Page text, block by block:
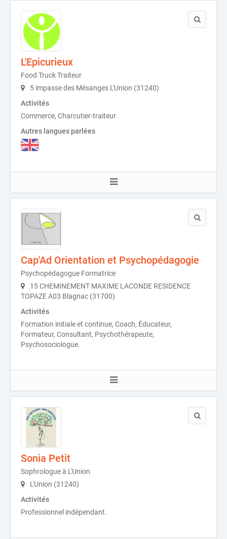
L'Epicurieux
Food Truck Traiteur
5 impasse des Mésanges L'Union (31240)
Activités
Commerce, Charcutier-traiteur.
Autres langues parlées
Cap'Ad Orientation et Psychopédagogie
Psychopédagogue Formatrice
15 CHEMINEMENT MAXIME LACONDE RESIDENCE
TOPAZE A03 Blagnac (31700)
Activités
Formation initiale et continue, Coach, Éducateur,
Formateur, Consultant, Psychothérapeute,
Psychosociologue.
Sonia Petit
Sophrologue à L'Union
L'Union (31240)
Activités
Professionnel indépendant.